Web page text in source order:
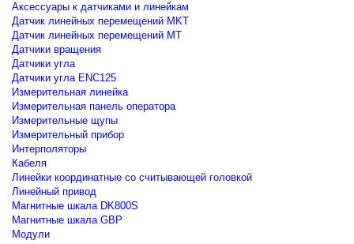
Аксессуары к датчиками и линейкам
Датчик линейных перемещений MKT
Датчик линейных перемещений MT
Датчики вращения
Датчики угла
Датчики угла ENC125
Измерительная линейка
Измерительная панель оператора
Измерительные щупы
Измерительный прибор
Интерполяторы
Кабеля
Линейки координатные со считывающей головкой
Линейный привод
Магнитные шкала DK800S
Магнитные шкала GBP
Модули